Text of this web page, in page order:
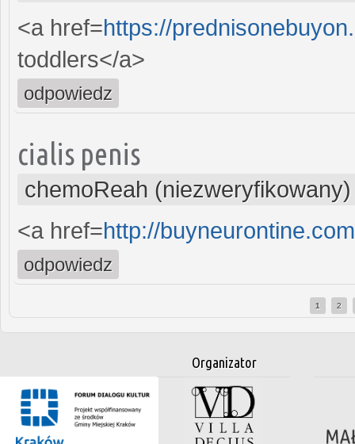
<a href=https://
toddlers</a>
odpowiedz
cialis penis
chemoReah (niezweryfikowany)
<a href=http://
odpowiedz
1 2
Organizator